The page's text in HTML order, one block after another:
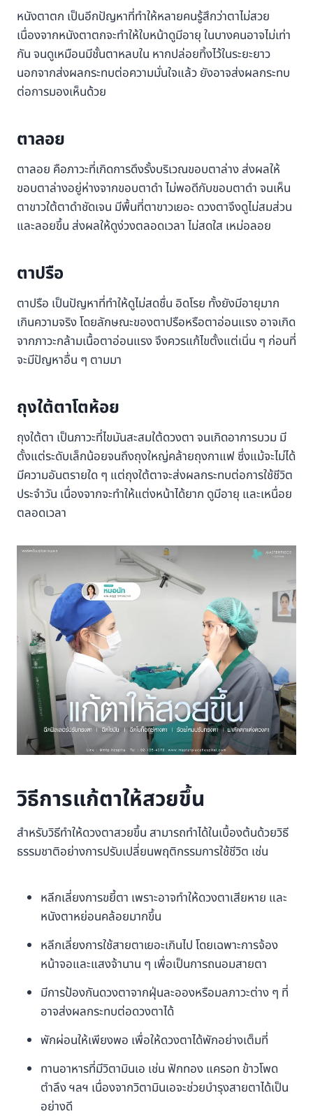
หนังตาตก เป็นอีกปัญหาที่ทำให้หลายคนรู้สึกว่าตาไม่สวย
เนื่องจากหนังตาตกจะทำให้ใบหน้าดูมีอายุ ในบางคนอาจไม่เท่า
กัน จนดูเหมือนมีชั้นตาหลบใน หากปล่อยทิ้งไว้ในระยะยาว
นอกจากส่งผลกระทบต่อความมั่นใจแล้ว ยังอาจส่งผลกระทบ
ต่อการมองเห็นด้วย
ตาลอย
ตาลอย คือภาวะที่เกิดการดึงรั้งบริเวณขอบตาล่าง ส่งผลให้
ขอบตาล่างอยู่ห่างจากขอบตาดำ ไม่พอดีกับขอบตาดำ จนเห็น
ตาขาวใต้ตาดำชัดเจน มีพื้นที่ตาขาวเยอะ ดวงตาจึงดูไม่สมส่วน
และลอยขึ้น ส่งผลให้ดูง่วงตลอดเวลา ไม่สดใส เหม่อลอย
ตาปรือ
ตาปรือ เป็นปัญหาที่ทำให้ดูไม่สดชื่น อิดโรย ทั้งยังมีอายุมาก
เกินความจริง โดยลักษณะของตาปรือหรือตาอ่อนแรง อาจเกิด
จากภาวะกล้ามเนื้อตาอ่อนแรง จึงควรแก้ไขตั้งแต่เนิ่น ๆ ก่อนที่
จะมีปัญหาอื่น ๆ ตามมา
ถุงใต้ตาโตห้อย
ถุงใต้ตา เป็นภาวะที่ไขมันสะสมใต้ดวงตา จนเกิดอาการบวม มี
ตั้งแต่ระดับเล็กน้อยจนถึงถุงใหญ่คล้ายถุงกาแฟ ซึ่งแม้จะไม่ได้
มีความอันตรายใด ๆ แต่ถุงใต้ตาจะส่งผลกระทบต่อการใช้ชีวิต
ประจำวัน เนื่องจากจะทำให้แต่งหน้าได้ยาก ดูมีอายุ และเหนื่อย
ตลอดเวลา
วิธีการแก้ตาให้สวยขึ้น
สำหรับวิธีทำให้ดวงตาสวยขึ้น สามารถทำได้ในเบื้องต้นด้วยวิธี
ธรรมชาติอย่างการปรับเปลี่ยนพฤติกรรมการใช้ชีวิต เช่น
หลีกเลี่ยงการขยี้ตา เพราะอาจทำให้ดวงตาเสียหาย และ
หนังตาหย่อนคล้อยมากขึ้น
หลีกเลี่ยงการใช้สายตาเยอะเกินไป โดยเฉพาะการจ้อง
หน้าจอและแสงจ้านาน ๆ เพื่อเป็นการถนอมสายตา
มีการป้องกันดวงตาจากฝุ่นละอองหรือมลภาวะต่าง ๆ ที่
อาจส่งผลกระทบต่อดวงตาได้
พักผ่อนให้เพียงพอ เพื่อให้ดวงตาได้พักอย่างเต็มที่
ทานอาหารที่มีวิตามินเอ เช่น ฟักทอง แครอท ข้าวโพด
ตำลึง ฯลฯ เนื่องจากวิตามินเอจะช่วยบำรุงสายตาได้เป็น
อย่างดี